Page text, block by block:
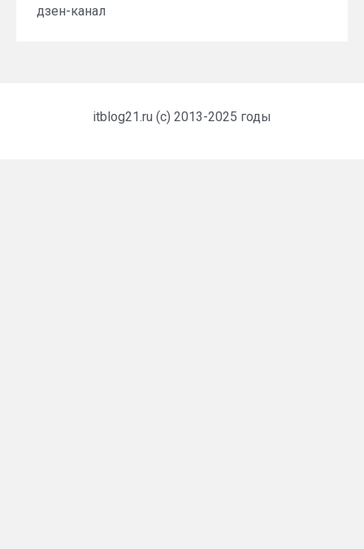
дзен-канал
itblog21.ru (c) 2013-2025 годы